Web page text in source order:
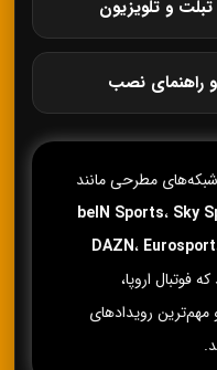
و تلویزیون
راهنمای نصب
beIN Sports، Sky
DAZN، Eurosport
فوتبال اروپا،
رویدادهای